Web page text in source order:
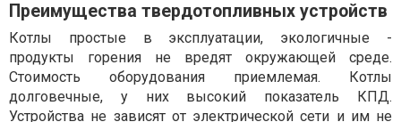
Преимущества твердотопливных устройств
Котлы простые в эксплуатации, экологичные -
продукты горения не вредят окружающей среде.
Стоимость оборудования приемлемая. Котлы
долговечные, у них высокий показатель КПД.
Устройства не зависят от электрической сети и им не